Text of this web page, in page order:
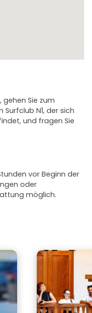
Sie zum
N1, der sich
und fragen Sie
vor Beginn der
oder
möglich.